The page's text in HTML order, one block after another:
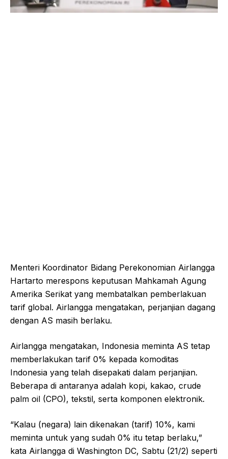
Menteri Koordinator Bidang Perekonomian Airlangga
Hartarto merespons keputusan Mahkamah Agung
Amerika Serikat yang membatalkan pemberlakuan
tarif global. Airlangga mengatakan, perjanjian dagang
dengan AS masih berlaku.
Airlangga mengatakan, Indonesia meminta AS tetap
memberlakukan tarif 0% kepada komoditas
Indonesia yang telah disepakati dalam perjanjian.
Beberapa di antaranya adalah kopi, kakao, crude
palm oil (CPO), tekstil, serta komponen elektronik.
“Kalau (negara) lain dikenakan (tarif) 10%, kami
meminta untuk yang sudah 0% itu tetap berlaku,”
kata Airlangga di Washington DC, Sabtu (21/2) seperti